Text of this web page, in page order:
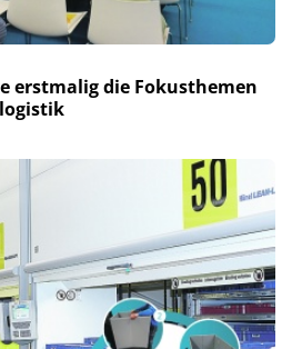
erstmalig die Fokusthemen